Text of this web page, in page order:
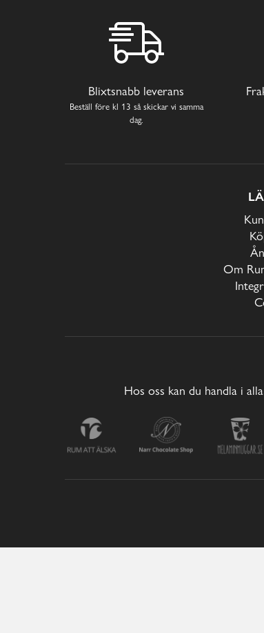
Blixtsnabb leverans
Beställ före kl 13 så skickar vi samma
dag.
Om
Hos oss kan du handla i